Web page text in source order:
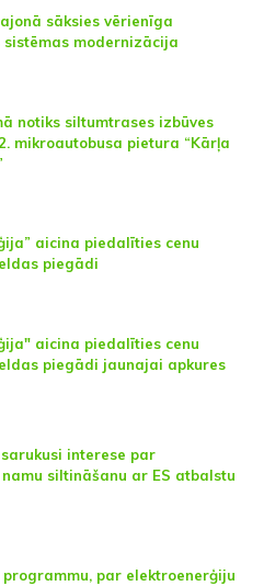
sāksies vērienīga
modernizācija
notiks siltumtrases izbūves
mikroautobusa pietura “Kārļa
aicina piedalīties cenu
piegādi
aicina piedalīties cenu
piegādi jaunajai apkures
interese par
siltināšanu ar ES atbalstu
programmu, par elektroenerģiju